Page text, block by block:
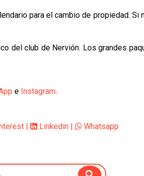
para el cambio de propiedad.
del club de Nervión. Los grandes
e Instagram.
| Linkedin | Whatsapp